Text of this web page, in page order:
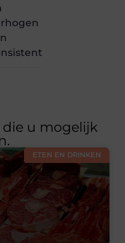
die u mogelijk
ETEN EN DRINKEN